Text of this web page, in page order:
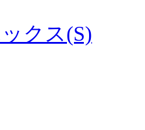
クス(S)